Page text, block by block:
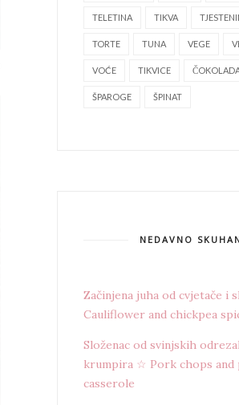
TELETINA TIKVA
TORTE TUNA VEGE
VOĆE TIKVICE
ŠPAROGE ŠPINAT
NEDAVNO
Začinjena juha od cvjetače i
Cauliflower and chickpea
Složenac od svinjskih
krumpira ☆ Pork chops and
casserole